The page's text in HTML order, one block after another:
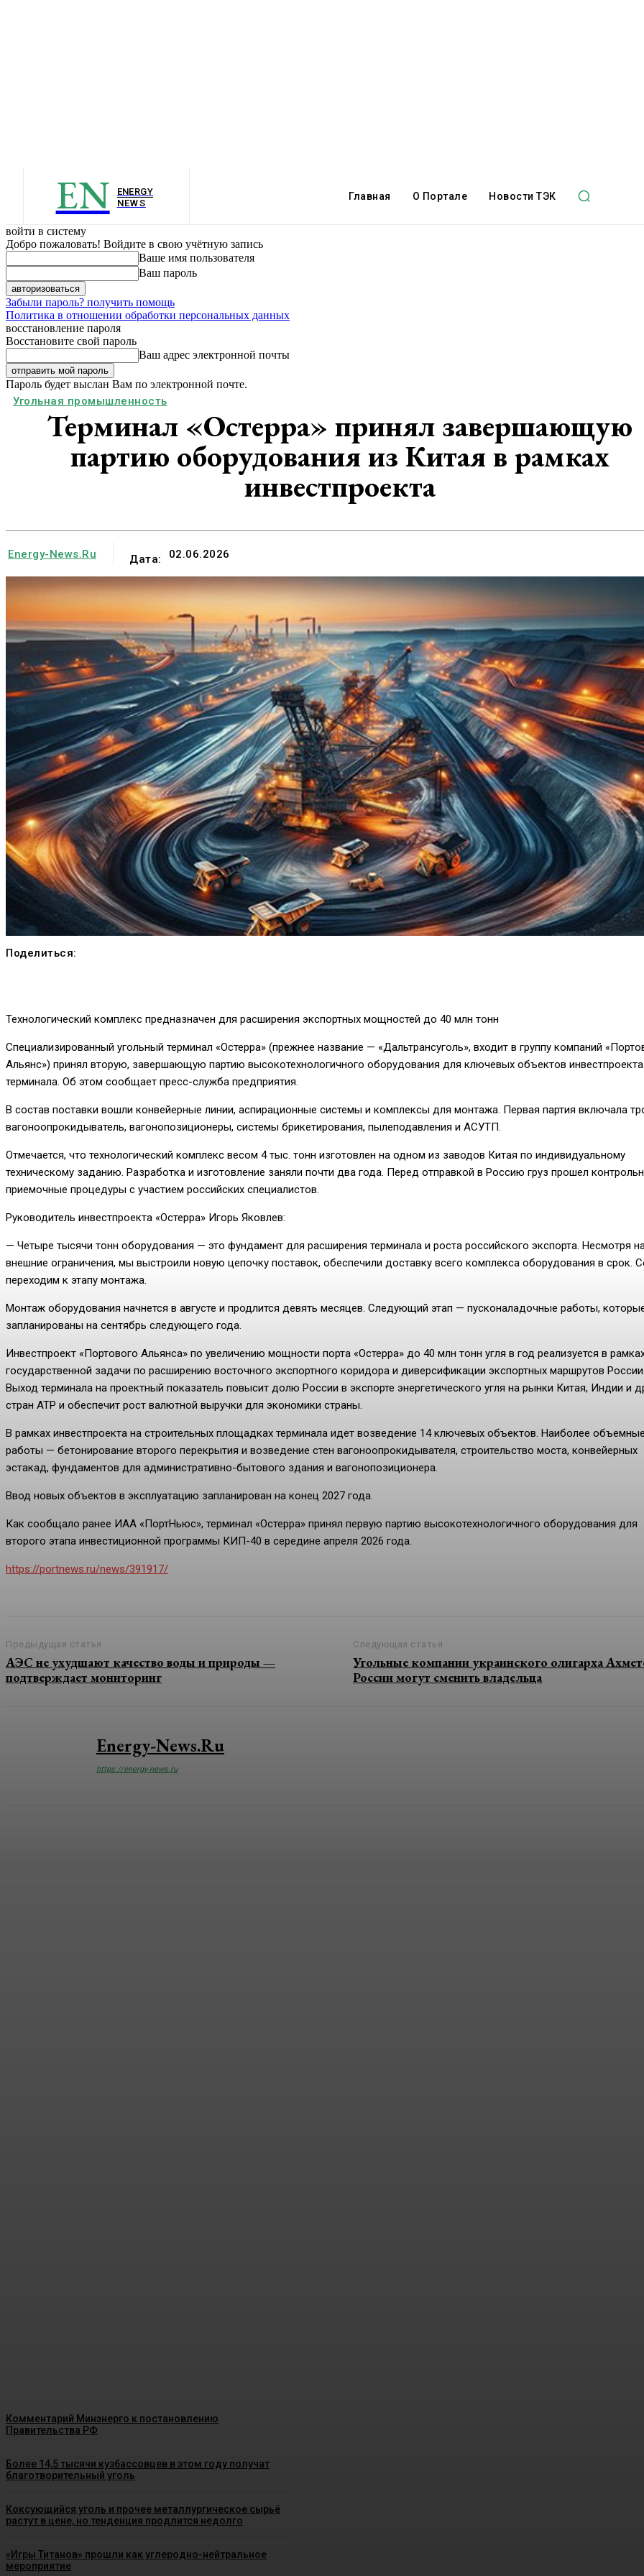
EN
ENERGY
NEWS
Главная О Портале Новости ТЭК
войти в систему
Добро пожаловать! Войдите в свою учётную запись
Ваше имя пользователя
Ваш пароль
Забыли пароль? получить помощь
Политика в отношении обработки персональных данных
восстановление пароля
Восстановите свой пароль
Ваш адрес электронной почты
Пароль будет выслан Вам по электронной почте.
Угольная промышленность
Терминал «Остерра» принял завершающую
партию оборудования из Китая в рамках
инвестпроекта
Energy-News.ru Дата: 02.06.2026
Поделиться:
Технологический комплекс предназначен для расширения экспортных мощностей до 40 млн тонн
Специализированный угольный терминал «Остерра» (прежнее название — «Дальтрансуголь», входит в группу компаний
Альянс») принял вторую, завершающую партию высокотехнологичного оборудования для ключевых объектов инвестпроекта
терминала. Об этом сообщает пресс-служба предприятия.
В состав поставки вошли конвейерные линии, аспирационные системы и комплексы для монтажа. Первая партия включала
вагоноопрокидыватель, вагонопозиционеры, системы брикетирования, пылеподавления и АСУТП.
Отмечается, что технологический комплекс весом 4 тыс. тонн изготовлен на одном из заводов Китая по индивидуальному
техническому заданию. Разработка и изготовление заняли почти два года. Перед отправкой в Россию груз прошел
приемочные процедуры с участием российских специалистов.
Руководитель инвестпроекта «Остерра» Игорь Яковлев:
— Четыре тысячи тонн оборудования — это фундамент для расширения терминала и роста российского экспорта. Несмотря
внешние ограничения, мы выстроили новую цепочку поставок, обеспечили доставку всего комплекса оборудования в срок.
переходим к этапу монтажа.
Монтаж оборудования начнется в августе и продлится девять месяцев. Следующий этап — пусконаладочные работы,
запланированы на сентябрь следующего года.
Инвестпроект «Портового Альянса» по увеличению мощности порта «Остерра» до 40 млн тонн угля в год реализуется в
государственной задачи по расширению восточного экспортного коридора и диверсификации экспортных маршрутов России.
Выход терминала на проектный показатель повысит долю России в экспорте энергетического угля на рынки Китая, Индии и
стран АТР и обеспечит рост валютной выручки для экономики страны.
В рамках инвестпроекта на строительных площадках терминала идет возведение 14 ключевых объектов. Наиболее объемные
работы — бетонирование второго перекрытия и возведение стен вагоноопрокидывателя, строительство моста, конвейерных
эстакад, фундаментов для административно-бытового здания и вагонопозиционера.
Ввод новых объектов в эксплуатацию запланирован на конец 2027 года.
Как сообщало ранее ИАА «ПортНьюс», терминал «Остерра» принял первую партию высокотехнологичного оборудования для
второго этапа инвестиционной программы КИП-40 в середине апреля 2026 года.
https://portnews.ru/news/391917/
Предыдущая статья
АЭС не ухудшают качество воды и природы —
подтверждает мониторинг
Следующая статья
Угольные компании украинского олигарха
России могут сменить владельца
Energy-News.ru
https://energy-news.ru
Комментарий Минэнерго к постановлению
Правительства РФ
Более 14,5 тысячи кузбассовцев в этом году получат
благотворительный уголь
Коксующийся уголь и прочее металлургическое сырьё
растут в цене, но тенденция продлится недолго
«Игры Титанов» прошли как углеродно-нейтральное
мероприятие